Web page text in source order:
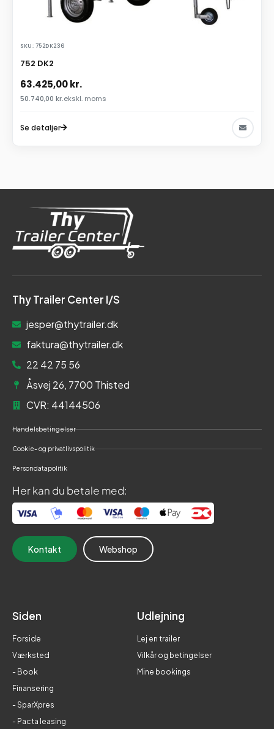
SKU: 752DK236
752 DK2
63.425,00kr.
50.740,00 kr.ekskl. moms
Se detaljer
Thy Trailer Center I/S
jesper@thytrailer.dk
faktura@thytrailer.dk
22 42 75 56
Åsvej 26, 7700 Thisted
CVR: 44144506
Handelsbetingelser
Cookie- og privatlivspolitik
Persondatapolitik
Her kan du betale med:
Kontakt Webshop
Siden
Forside
Værksted
- Book
Finansering
- SparXpres
- Pacta leasing
Udlejning
Lej en trailer
Vilkår og betingelser
Mine bookings